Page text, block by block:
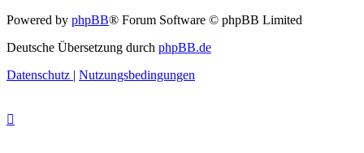
Powered by phpBB® Forum Software © phpBB Limited
Deutsche Übersetzung durch phpBB.de
Datenschutz | Nutzungsbedingungen